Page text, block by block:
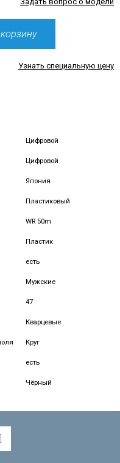
Узнать специальную цену
Цифровой
Цифровой
Япония
Пластиковый
WR 50m
Пластик
есть
Мужские
47
Кварцевые
Круг
есть
Чёрный